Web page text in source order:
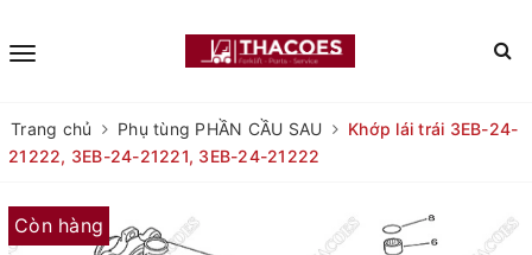
Trang chủ Phụ tùng PHẦN CẦU SAU
Khớp lái trái 3EB-24-
21222, 3EB-24-21221, 3EB-24-21222
Còn hàng